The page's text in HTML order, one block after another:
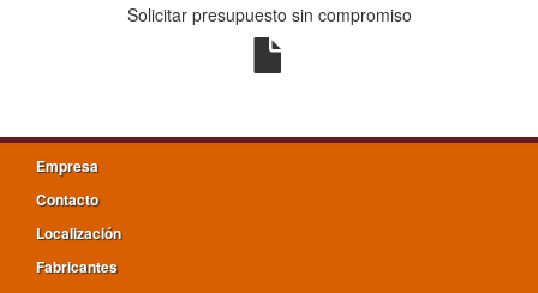
Solicitar presupuesto sin compromiso
Empresa
Contacto
Localización
Fabricantes